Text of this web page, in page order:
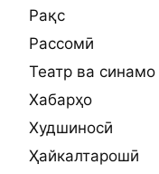
Рақс
Рассомӣ
Театр ва синамо
Хабарҳо
Худшиносӣ
Ҳайкалтарошӣ